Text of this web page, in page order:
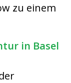
zu einem
in Basel